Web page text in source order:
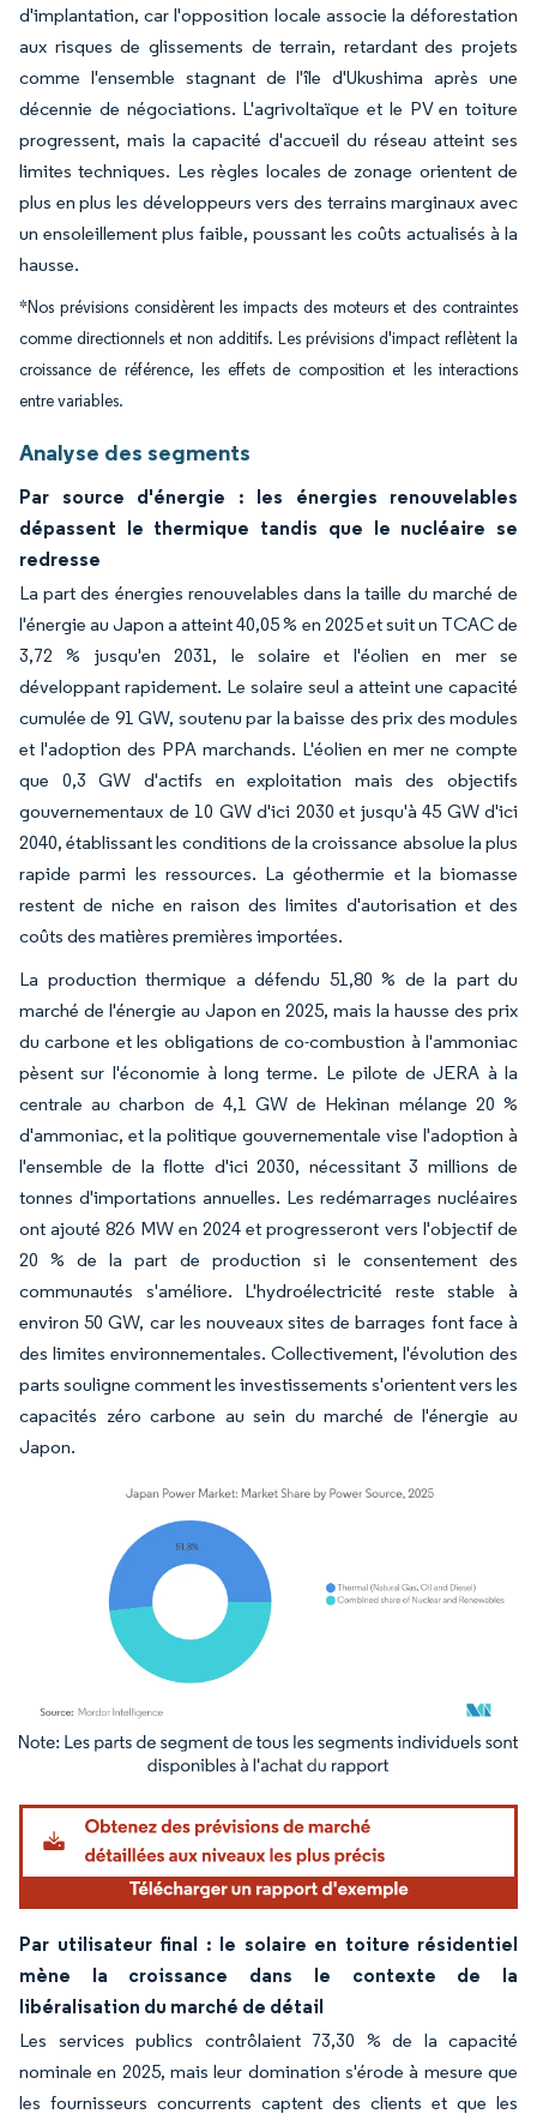
d'implantation, car l'opposition locale associe la déforestation
aux risques de glissements de terrain, retardant des projets
comme l'ensemble stagnant de l'île d'Ukushima après une
décennie de négociations. L'agrivoltaïque et le PV en toiture
progressent, mais la capacité d'accueil du réseau atteint ses
limites techniques. Les règles locales de zonage orientent de
plus en plus les développeurs vers des terrains marginaux avec
un ensoleillement plus faible, poussant les coûts actualisés à la
hausse.
*Nos prévisions considèrent les impacts des moteurs et des contraintes
comme directionnels et non additifs. Les prévisions d'impact reflètent la
croissance de référence, les effets de composition et les interactions
entre variables.
Analyse des segments
Par source d'énergie : les énergies renouvelables
dépassent le thermique tandis que le nucléaire se
redresse
La part des énergies renouvelables dans la taille du marché de
l'énergie au Japon a atteint 40,05 % en 2025 et suit un TCAC de
3,72 % jusqu'en 2031, le solaire et l'éolien en mer se
développant rapidement. Le solaire seul a atteint une capacité
cumulée de 91 GW, soutenu par la baisse des prix des modules
et l'adoption des PPA marchands. L'éolien en mer ne compte
que 0,3 GW d'actifs en exploitation mais des objectifs
gouvernementaux de 10 GW d'ici 2030 et jusqu'à 45 GW d'ici
2040, établissant les conditions de la croissance absolue la plus
rapide parmi les ressources. La géothermie et la biomasse
restent de niche en raison des limites d'autorisation et des
coûts des matières premières importées.
La production thermique a défendu 51,80 % de la part du
marché de l'énergie au Japon en 2025, mais la hausse des prix
du carbone et les obligations de co-combustion à l'ammoniac
pèsent sur l'économie à long terme. Le pilote de JERA à la
centrale au charbon de 4,1 GW de Hekinan mélange 20 %
d'ammoniac, et la politique gouvernementale vise l'adoption à
l'ensemble de la flotte d'ici 2030, nécessitant 3 millions de
tonnes d'importations annuelles. Les redémarrages nucléaires
ont ajouté 826 MW en 2024 et progresseront vers l'objectif de
20 % de la part de production si le consentement des
communautés s'améliore. L'hydroélectricité reste stable à
environ 50 GW, car les nouveaux sites de barrages font face à
des limites environnementales. Collectivement, l'évolution des
parts souligne comment les investissements s'orientent vers les
capacités zéro carbone au sein du marché de l'énergie au
Japon.
Image © Mordor Intelligence. La réutilisation nécessite une attribution sous CC BY
Par utilisateur final : le solaire en toiture résidentiel
mène la croissance dans le contexte de la
libéralisation du marché de détail
Les services publics contrôlaient 73,30 % de la capacité
nominale en 2025, mais leur domination s'érode à mesure que
les fournisseurs concurrents captent des clients et que les